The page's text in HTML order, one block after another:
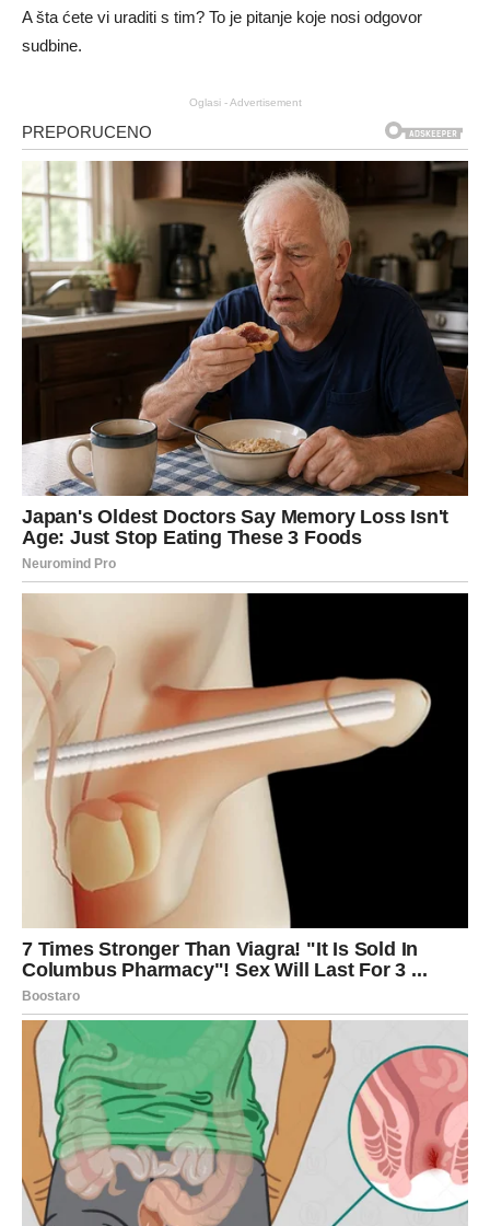
A šta ćete vi uraditi s tim? To je pitanje koje nosi odgovor
sudbine.
Oglasi - Advertisement